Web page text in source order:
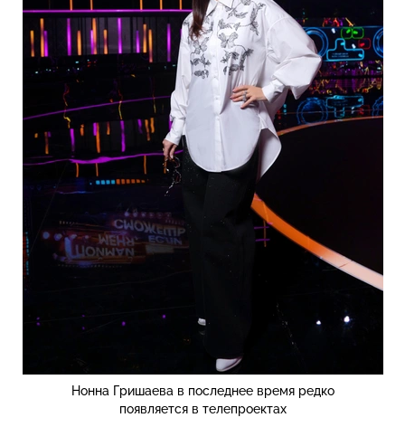
Нонна Гришаева в последнее время редко
появляется в телепроектах